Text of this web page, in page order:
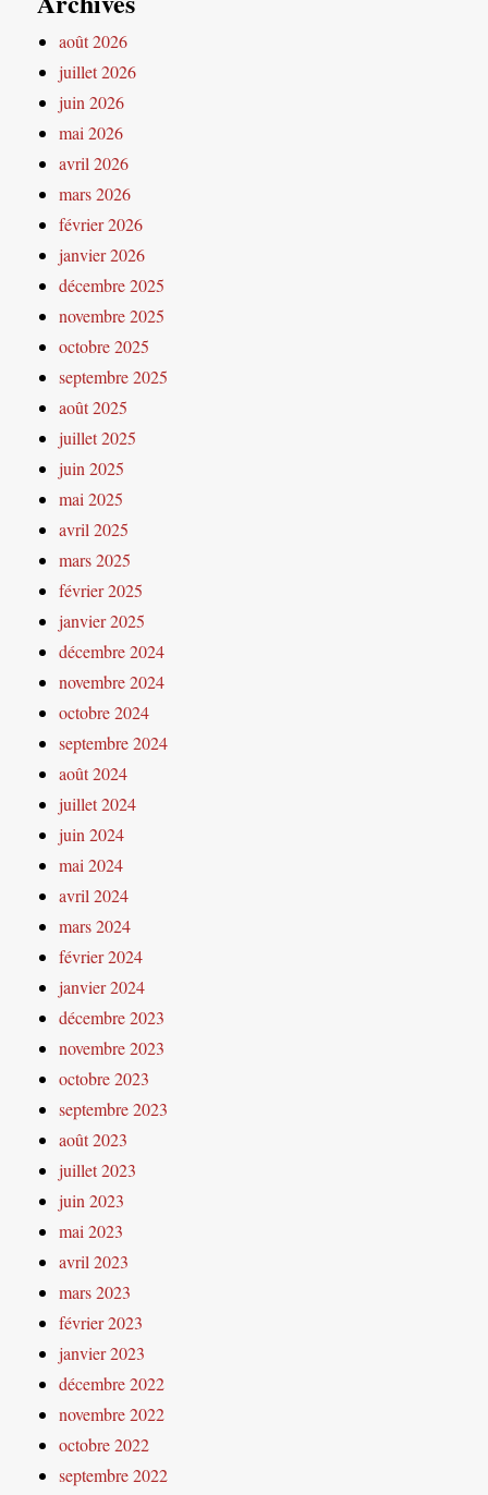
août 2026
juillet 2026
juin 2026
mai 2026
avril 2026
mars 2026
février 2026
janvier 2026
décembre 2025
novembre 2025
octobre 2025
septembre 2025
août 2025
juillet 2025
juin 2025
mai 2025
avril 2025
mars 2025
février 2025
janvier 2025
décembre 2024
novembre 2024
octobre 2024
septembre 2024
août 2024
juillet 2024
juin 2024
mai 2024
avril 2024
mars 2024
février 2024
janvier 2024
décembre 2023
novembre 2023
octobre 2023
septembre 2023
août 2023
juillet 2023
juin 2023
mai 2023
avril 2023
mars 2023
février 2023
janvier 2023
décembre 2022
novembre 2022
octobre 2022
septembre 2022